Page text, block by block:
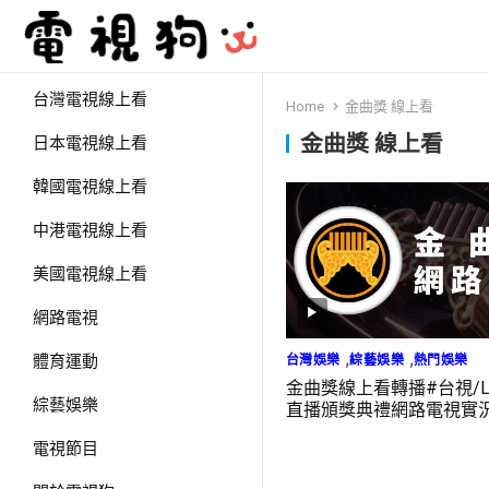
台灣電視線上看
日本電視線上看
韓國電視線上看
中港電視線上看
美國電視線上看
網路電視
體育運動
綜藝娛樂
電視節目
Home 金曲獎 線上看
金曲獎 線上看
台灣娛樂 ,綜藝娛樂,熱門娛樂
金曲獎線上看轉播#台視/
直播頒獎典禮網路電視實